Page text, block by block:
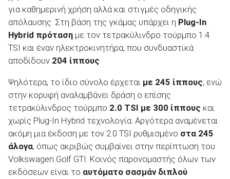
Μεταχειρισμένα
ΑΝΑΖΗΤΗΣΗ
Επιχειρήσεις
για καθημερινή χρήση αλλά και στιγμές οδηγικής
απόλαυσης. Στη βάση της γκάμας υπάρχει η Plug-In
Hybrid πρόταση με τον τετρακύλινδρο τούρμπο 1.4
TSI και έναν ηλεκτροκινητήρα, που συνδυαστικά
αποδίδουν 204 ίππους.
Ψηλότερα, το ίδιο σύνολο έρχεται με 245 ίππους, ενώ
στην κορυφή αναλαμβάνει δράση ο επίσης
τετρακύλινδρος τούρμπο 2.0 TSI με 300 ίππους και
χωρίς Plug-In Hybrid τεχνολογία. Αργότερα αναμένεται
ακόμη μια έκδοση με τον 2.0 TSI ρυθμισμένο στα 245
άλογα, όπως ακριβώς συμβαίνει στην περίπτωση του
Volkswagen Golf GTI. Κοινός παρονομαστής όλων των
εκδόσεων είναι το αυτόματο σασμάν διπλού